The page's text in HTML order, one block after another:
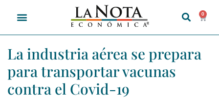
0
La industria aérea se prepara
para transportar vacunas
contra el Covid-19